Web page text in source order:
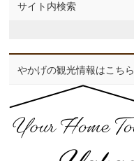
サイト内検索
やかげの観光情報はこちら